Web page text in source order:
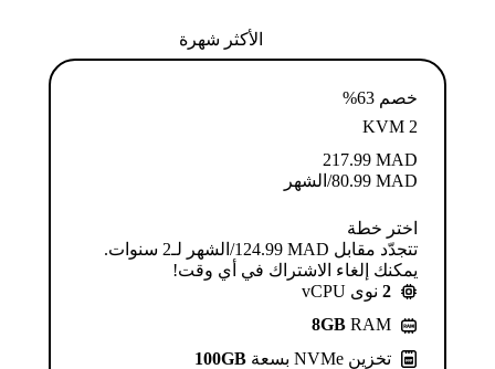
الأكثر شهرة
خصم 63%
KVM 2
MAD
217.99
MAD
80.99/الشهر
اختر خطة
تتجدّد مقابل MAD ⁦124.99⁩/الشهر لـ2 سنوات.
يمكنك إلغاء الاشتراك في أي وقت!
2 نوى vCPU
8GB RAM
تخزين NVMe بسعة
100GB